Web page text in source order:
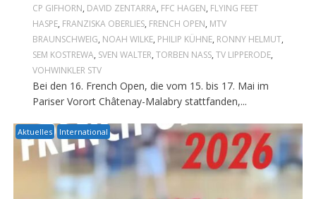
CP GIFHORN, DAVID ZENTARRA, FFC HAGEN, FLYING FEET
HASPE, FRANZISKA OBERLIES, FRENCH OPEN, MTV
BRAUNSCHWEIG, NOAH WILKE, PHILIP KÜHNE, RONNY HELMUT,
SEM KOSTREWA, SVEN WALTER, TORBEN NASS, TV LIPPERODE,
VOHWINKLER STV
Bei den 16. French Open, die vom 15. bis 17. Mai im
Pariser Vorort Châtenay-Malabry stattfanden,...
Aktuelles International